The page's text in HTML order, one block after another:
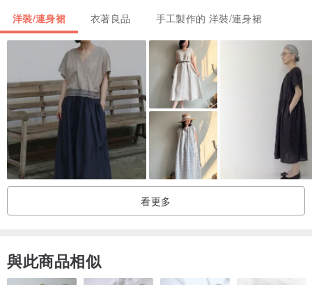
袖口寬度：13厘米
因為它是蝙蝠袖，你可以穿它而不用擔心肩寬。
※為方便設計，不顯示肩寬和袖長的尺寸。我們不接受退貨等原因，如
不進入，不適合。
（尺寸不能改變）
好的作為產婦♪
把它放在網上，在家洗即可。乾燥機不可能。
洋裝/連身裙 衣著良品 手工製作的 洋裝/連身裙
看更多
與此商品相似